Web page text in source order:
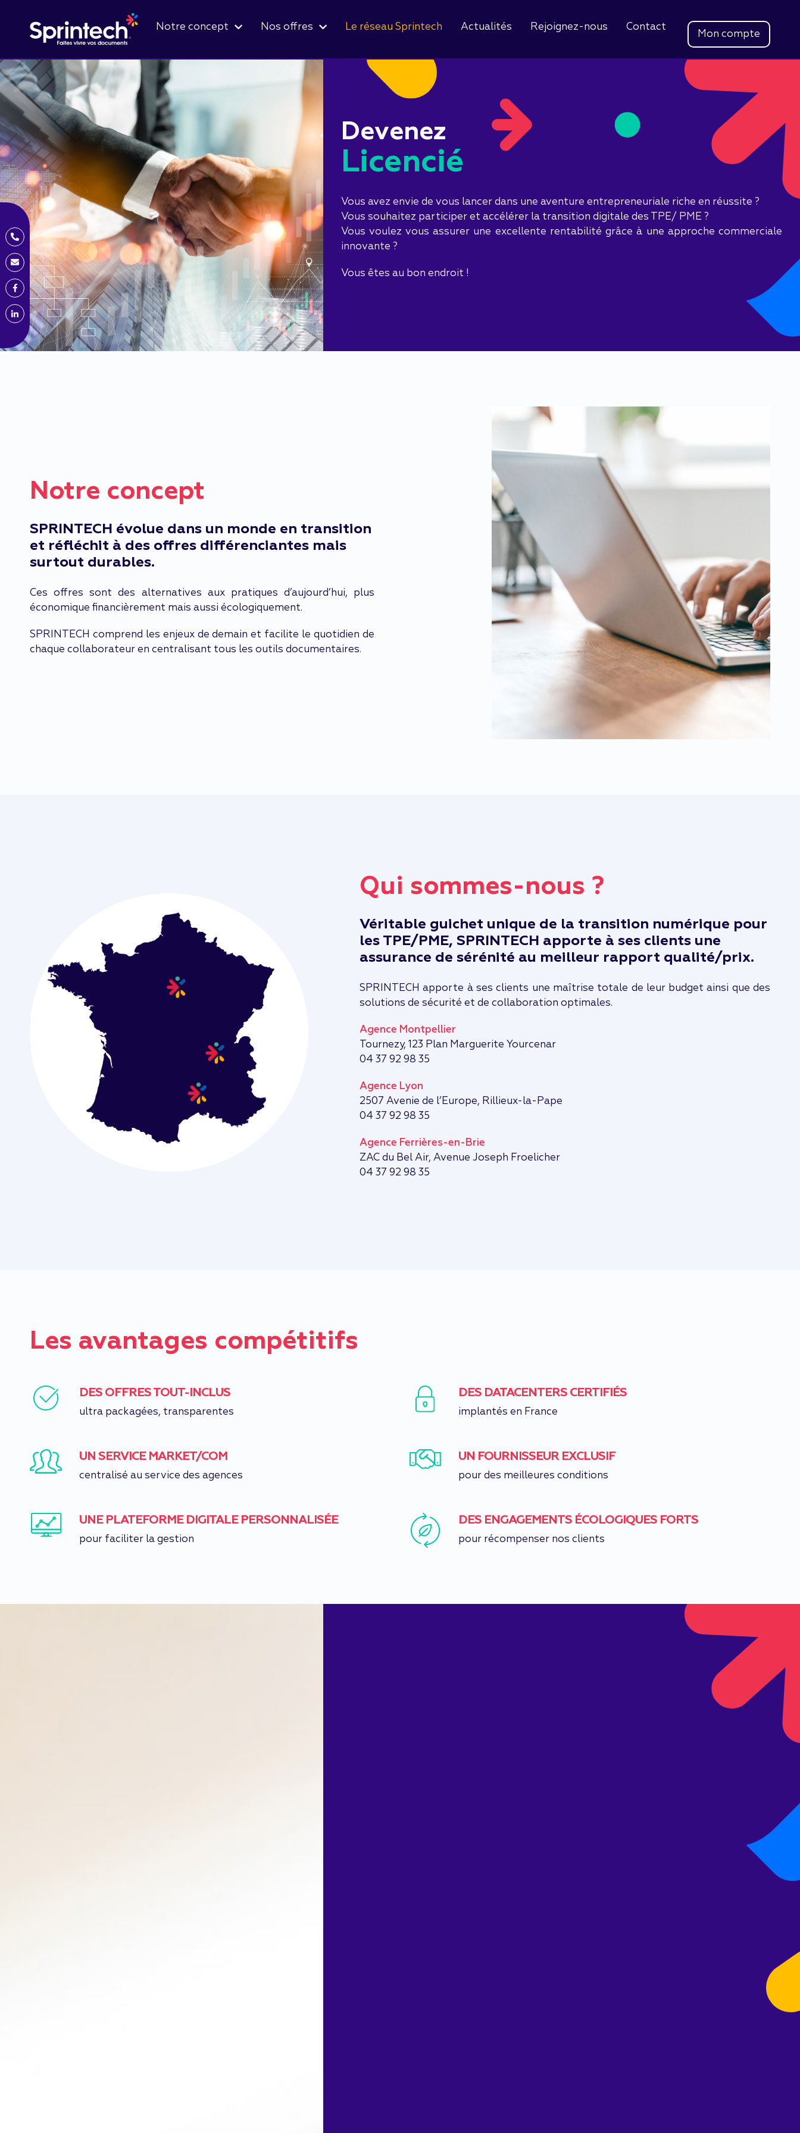
Notre concept Nos offres Le réseau Sprintech Actualités Rejoignez-nous Contact
Mon compte
Devenez
Licencié
Vous avez envie de vous lancer dans une aventure entrepreneuriale riche en réussite ?
Vous souhaitez participer et accélérer la transition digitale des TPE/ PME ?
Vous voulez vous assurer une excellente rentabilité grâce à une approche commerciale
innovante ?
Vous êtes au bon endroit !
Notre concept
SPRINTECH évolue dans un monde en transition
et réfléchit à des offres différenciantes mais
surtout durables.
Ces offres sont des alternatives aux pratiques d’aujourd’hui, plus
économique financièrement mais aussi écologiquement.
SPRINTECH comprend les enjeux de demain et facilite le quotidien de
chaque collaborateur en centralisant tous les outils documentaires.
Qui sommes-nous ?
Véritable guichet unique de la transition numérique pour
les TPE/PME, SPRINTECH apporte à ses clients une
assurance de sérénité au meilleur rapport qualité/prix.
SPRINTECH apporte à ses clients une maîtrise totale de leur budget ainsi que des
solutions de sécurité et de collaboration optimales.
Agence Montpellier
Tournezy, 123 Plan Marguerite Yourcenar
04 37 92 98 35
Agence Lyon
2507 Avenie de l’Europe, Rillieux-la-Pape
04 37 92 98 35
Agence Ferrières-en-Brie
ZAC du Bel Air, Avenue Joseph Froelicher
04 37 92 98 35
Les avantages compétitifs
DES OFFRES TOUT-INCLUS
ultra packagées, transparentes
DES DATACENTERS CERTIFIÉS
implantés en France
UN SERVICE MARKET/COM
centralisé au service des agences
UN FOURNISSEUR EXCLUSIF
pour des meilleures conditions
UNE PLATEFORME DIGITALE PERSONNALISÉE
pour faciliter la gestion
DES ENGAGEMENTS ÉCOLOGIQUES FORTS
pour récompenser nos clients